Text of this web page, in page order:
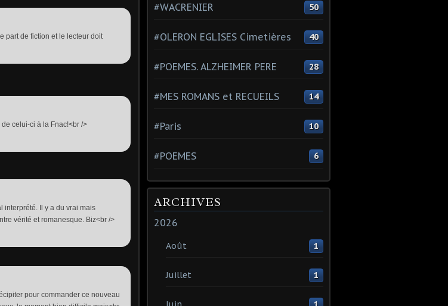
part de fiction et le lecteur doit
celui-ci à la Fnac!<br />
interprété. Il y a du vrai mais
vérité et romanesque. Biz<br />
pour commander ce nouveau
#WACRENIER 50
#OLERON EGLISES Cimetières 40
#POEMES. ALZHEIMER PERE 28
#MES ROMANS et RECUEILS 14
#Paris 10
#POEMES 6
ARCHIVES
2026
Août 1
Juillet 1